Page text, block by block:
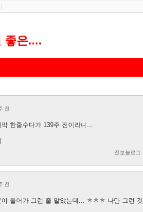
좋은....
전
막 한줄수다가 139주 전이라니...
진보블로그
전
이 들어가 그런 줄 알았는데... ㅎㅎㅎ 나만 그런